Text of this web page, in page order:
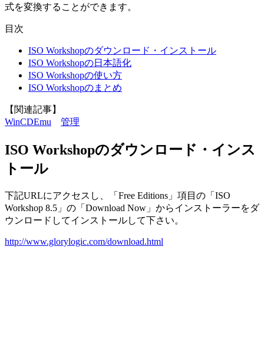
式を変換することができます。
目次
ISO Workshopのダウンロード・インストール
ISO Workshopの日本語化
ISO Workshopの使い方
ISO Workshopのまとめ
【関連記事】
WinCDEmu
管理
ISO Workshopのダウンロード・インス
トール
下記URLにアクセスし、「Free Editions」項目の「ISO
Workshop 8.5」の「Download Now」からインストーラーをダ
ウンロードしてインストールして下さい。
http://www.glorylogic.com/download.html